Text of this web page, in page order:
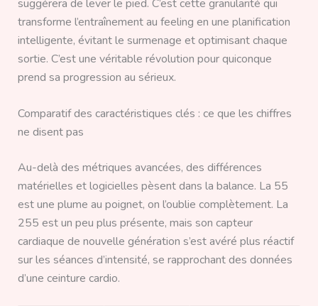
suggérera de lever le pied. C’est cette granularité qui
transforme l’entraînement au feeling en une planification
intelligente, évitant le surmenage et optimisant chaque
sortie. C’est une véritable révolution pour quiconque
prend sa progression au sérieux.
Comparatif des caractéristiques clés : ce que les chiffres
ne disent pas
Au-delà des métriques avancées, des différences
matérielles et logicielles pèsent dans la balance. La 55
est une plume au poignet, on l’oublie complètement. La
255 est un peu plus présente, mais son capteur
cardiaque de nouvelle génération s’est avéré plus réactif
sur les séances d’intensité, se rapprochant des données
d’une ceinture cardio.